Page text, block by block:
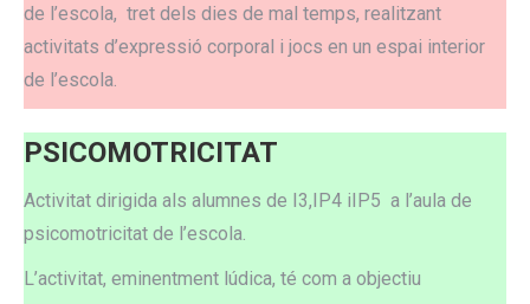
de l’escola, tret dels dies de mal temps, realitzant
activitats d’expressió corporal i jocs en un espai interior
de l’escola.
PSICOMOTRICITAT
Activitat dirigida als alumnes de I3,IP4 iIP5 a l’aula de
psicomotricitat de l’escola.
L’activitat, eminentment lúdica, té com a objectiu